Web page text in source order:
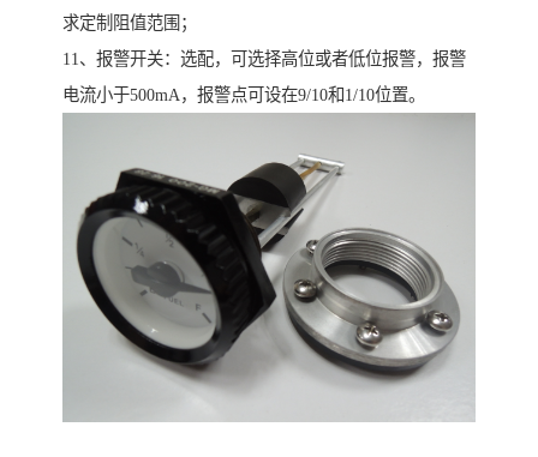
求定制阻值范围；
11、报警开关：选配，可选择高位或者低位报警，报警
电流小于500mA，报警点可设在9/10和1/10位置。